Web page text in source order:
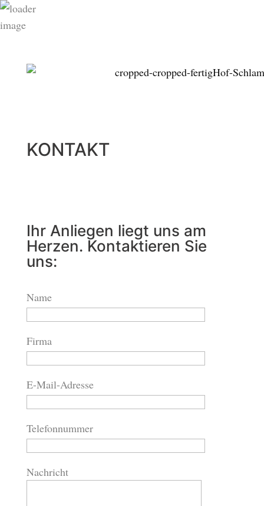
KONTAKT
Ihr Anliegen liegt uns am
Herzen. Kontaktieren Sie
uns:
Name
Firma
E-Mail-Adresse
Telefonnummer
Nachricht